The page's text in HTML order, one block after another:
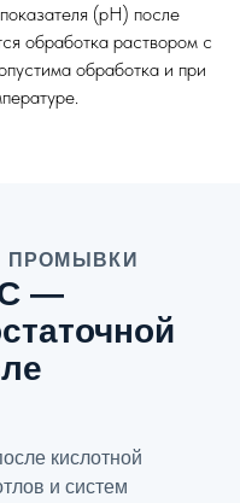
(рН) после
обработка раствором с
обработка и при
ПРОМЫВКИ
—
кислотной
и систем